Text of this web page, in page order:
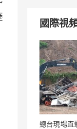
國際視
總台現場直